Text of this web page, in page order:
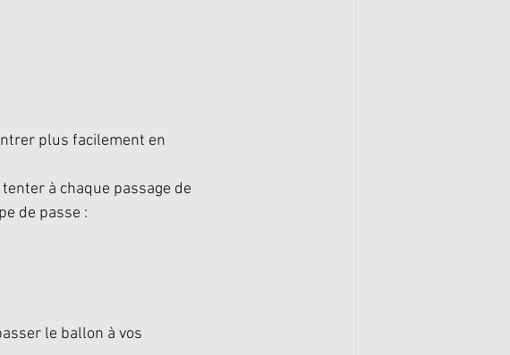
plus facilement en
à chaque passage de
de passe :
le ballon à vos